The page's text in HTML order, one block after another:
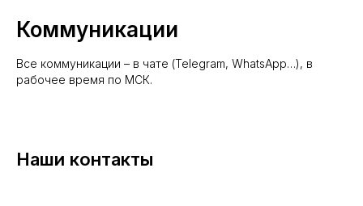
Коммуникации
Все коммуникации – в чате (Telegram, WhatsApp…), в
рабочее время по МСК.
Наши контакты